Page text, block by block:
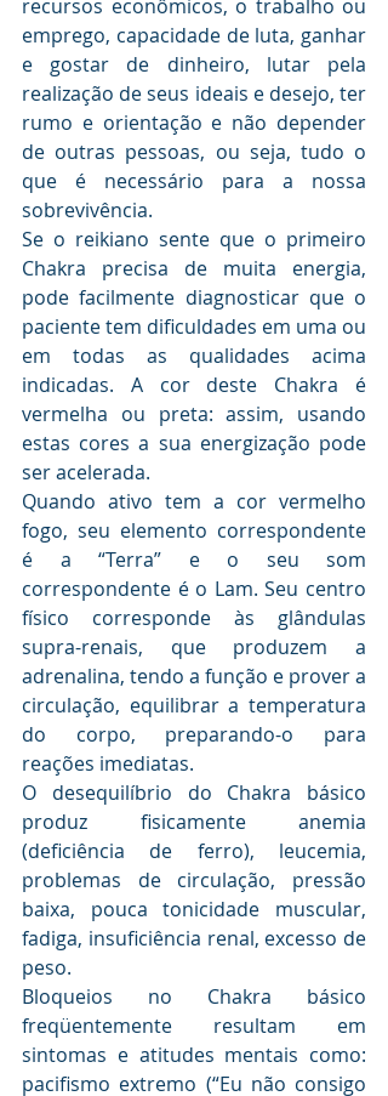
recursos econômicos, o trabalho ou
emprego, capacidade de luta, ganhar
e gostar de dinheiro, lutar pela
realização de seus ideais e desejo, ter
rumo e orientação e não depender
de outras pessoas, ou seja, tudo o
que é necessário para a nossa
sobrevivência.
Se o reikiano sente que o primeiro
Chakra precisa de muita energia,
pode facilmente diagnosticar que o
paciente tem dificuldades em uma ou
em todas as qualidades acima
indicadas. A cor deste Chakra é
vermelha ou preta: assim, usando
estas cores a sua energização pode
ser acelerada.
Quando ativo tem a cor vermelho
fogo, seu elemento correspondente
é a “Terra” e o seu som
correspondente é o Lam. Seu centro
físico corresponde às glândulas
supra-renais, que produzem a
adrenalina, tendo a função e prover a
circulação, equilibrar a temperatura
do corpo, preparando-o para
reações imediatas.
O desequilíbrio do Chakra básico
produz fisicamente anemia
(deficiência de ferro), leucemia,
problemas de circulação, pressão
baixa, pouca tonicidade muscular,
fadiga, insuficiência renal, excesso de
peso.
Bloqueios no Chakra básico
freqüentemente resultam em
sintomas e atitudes mentais como:
pacifismo extremo (“Eu não consigo